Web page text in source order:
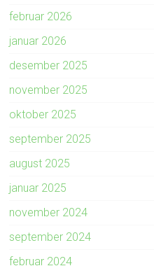
februar 2026
januar 2026
desember 2025
november 2025
oktober 2025
september 2025
august 2025
januar 2025
november 2024
september 2024
februar 2024